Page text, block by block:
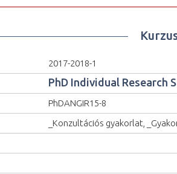
2017-2018-1
PhD Individual Research
PhDANGIR15-8
_Konzultációs gyakorlat,